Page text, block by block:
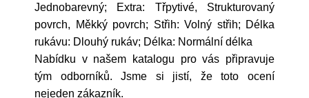
Jednobarevný; Extra: Třpytivé, Strukturovaný
povrch, Měkký povrch; Střih: Volný střih; Délka
rukávu: Dlouhý rukáv; Délka: Normální délka
Nabídku v našem katalogu pro vás připravuje
tým odborníků. Jsme si jistí, že toto ocení
nejeden zákazník.